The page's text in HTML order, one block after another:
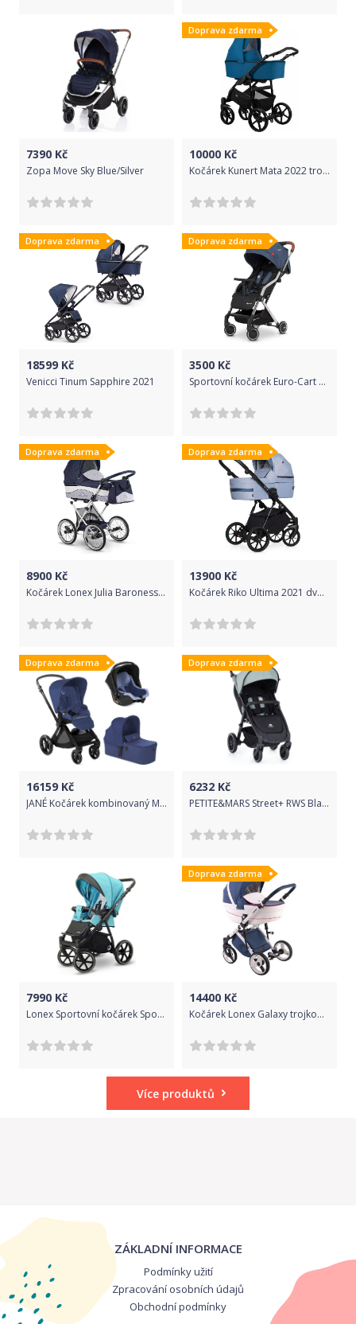
7390 Kč
Zopa Move Sky Blue/Silver
Doprava zdarma
10000 Kč
Kočárek Kunert Mata 2022 trojkombinace Sea
Doprava zdarma
18599 Kč
Venicci Tinum Sapphire 2021
Doprava zdarma
3500 Kč
Sportovní kočárek Euro-Cart Spin Denim
Doprava zdarma
8900 Kč
Kočárek Lonex Julia Baronessa dvojkombinace JBN-07
Doprava zdarma
13900 Kč
Kočárek Riko Ultima 2021 dvojkombinace Niagara
Doprava zdarma
16159 Kč
JANÉ Kočárek kombinovaný Muum + Micro + Koos i-size R1 Lazuli Blue
Doprava zdarma
6232 Kč
PETITE&MARS Street+ RWS Black Complete 2022 Iron Green
7990 Kč
Lonex Sportovní kočárek Sport, světle modrá
Doprava zdarma
14400 Kč
Kočárek Lonex Galaxy trojkombinace G13
Více produktů
ZÁKLADNÍ INFORMACE
Podmínky užití
Zpracování osobních údajů
Obchodní podmínky